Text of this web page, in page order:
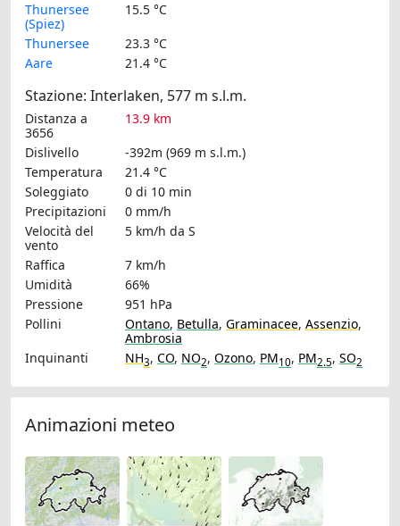
Thunersee
(Spiez)
15.5 °C
Thunersee
23.3 °C
Aare
21.4 °C
Stazione: Interlaken, 577 m s.l.m.
Distanza a
3656
13.9 km
Dislivello
-392m (969 m s.l.m.)
Temperatura
21.4 °C
Soleggiato
0 di 10 min
Precipitazioni
0 mm/h
Velocità del
vento
5 km/h da S
Raffica
7 km/h
Umidità
66%
Pressione
951 hPa
Pollini
Ontano, Betulla, Graminacee, Assenzio,
Ambrosia
Inquinanti
NH3, CO, NO2, Ozono, PM10, PM2.5, SO2
Animazioni meteo